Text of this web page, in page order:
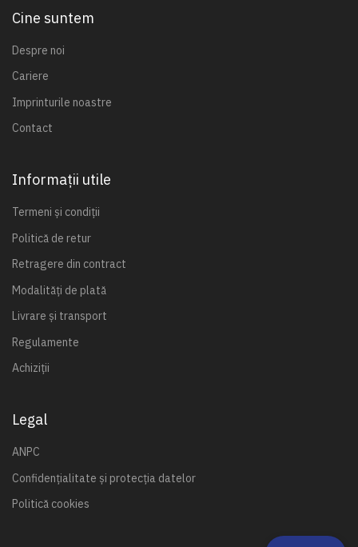
Cine suntem
Despre noi
Cariere
Imprinturile noastre
Contact
Informații utile
Termeni și condiții
Politică de retur
Retragere din contract
Modalități de plată
Livrare și transport
Regulamente
Achiziții
Legal
ANPC
Confidențialitate și protecția datelor
Politică cookies